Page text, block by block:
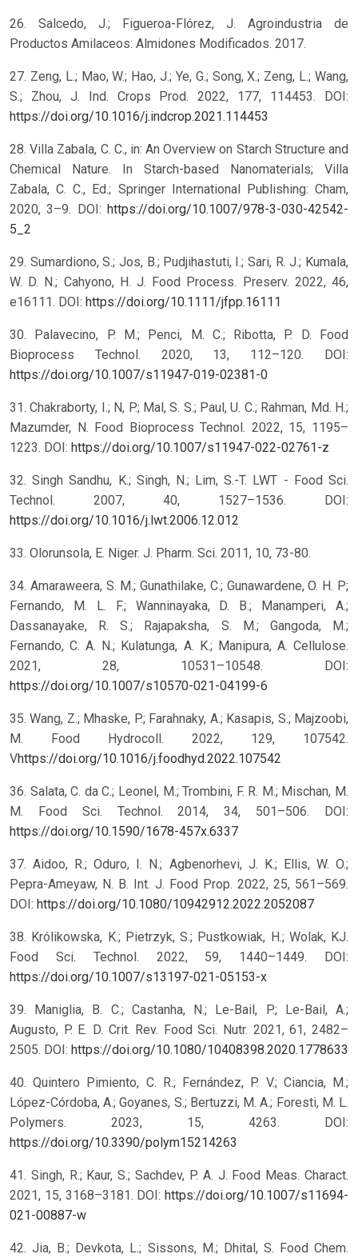
26. Salcedo, J.; Figueroa-Flórez, J. Agroindustria de
Productos Amilaceos: Almidones Modificados. 2017.
27. Zeng, L.; Mao, W.; Hao, J.; Ye, G.; Song, X.; Zeng, L.; Wang,
S.; Zhou, J. Ind. Crops Prod. 2022, 177, 114453. DOI:
https://doi.org/10.1016/j.indcrop.2021.114453
28. Villa Zabala, C. C., in: An Overview on Starch Structure and
Chemical Nature. In Starch-based Nanomaterials; Villa
Zabala, C. C., Ed.; Springer International Publishing: Cham,
2020, 3–9. DOI: https://doi.org/10.1007/978-3-030-42542-
5_2
29. Sumardiono, S.; Jos, B.; Pudjihastuti, I.; Sari, R. J.; Kumala,
W. D. N.; Cahyono, H. J. Food Process. Preserv. 2022, 46,
e16111. DOI: https://doi.org/10.1111/jfpp.16111
30. Palavecino, P. M.; Penci, M. C.; Ribotta, P. D. Food
Bioprocess Technol. 2020, 13, 112–120. DOI:
https://doi.org/10.1007/s11947-019-02381-0
31. Chakraborty, I.; N, P.; Mal, S. S.; Paul, U. C.; Rahman, Md. H.;
Mazumder, N. Food Bioprocess Technol. 2022, 15, 1195–
1223. DOI: https://doi.org/10.1007/s11947-022-02761-z
32. Singh Sandhu, K.; Singh, N.; Lim, S.-T. LWT - Food Sci.
Technol. 2007, 40, 1527–1536. DOI:
https://doi.org/10.1016/j.lwt.2006.12.012
33. Olorunsola, E. Niger. J. Pharm. Sci. 2011, 10, 73-80.
34. Amaraweera, S. M.; Gunathilake, C.; Gunawardene, O. H. P;
Fernando, M. L. F.; Wanninayaka, D. B.; Manamperi, A.;
Dassanayake, R. S.; Rajapaksha, S. M.; Gangoda, M.;
Fernando, C. A. N.; Kulatunga, A. K.; Manipura, A. Cellulose.
2021, 28, 10531–10548. DOI:
https://doi.org/10.1007/s10570-021-04199-6
35. Wang, Z.; Mhaske, P.; Farahnaky, A.; Kasapis, S.; Majzoobi,
M. Food Hydrocoll. 2022, 129, 107542.
Vhttps://doi.org/10.1016/j.foodhyd.2022.107542
36. Salata, C. da C.; Leonel, M.; Trombini, F. R. M.; Mischan, M.
M. Food Sci. Technol. 2014, 34, 501–506. DOI:
https://doi.org/10.1590/1678-457x.6337
37. Aidoo, R.; Oduro, I. N.; Agbenorhevi, J. K.; Ellis, W. O.;
Pepra-Ameyaw, N. B. Int. J. Food Prop. 2022, 25, 561–569.
DOI: https://doi.org/10.1080/10942912.2022.2052087
38. Królikowska, K.; Pietrzyk, S.; Pustkowiak, H.; Wolak, KJ.
Food Sci. Technol. 2022, 59, 1440–1449. DOI:
https://doi.org/10.1007/s13197-021-05153-x
39. Maniglia, B. C.; Castanha, N.; Le-Bail, P.; Le-Bail, A.;
Augusto, P. E. D. Crit. Rev. Food Sci. Nutr. 2021, 61, 2482–
2505. DOI: https://doi.org/10.1080/10408398.2020.1778633
40. Quintero Pimiento, C. R.; Fernández, P. V.; Ciancia, M.;
López-Córdoba, A.; Goyanes, S.; Bertuzzi, M. A.; Foresti, M. L.
Polymers. 2023, 15, 4263. DOI:
https://doi.org/10.3390/polym15214263
41. Singh, R.; Kaur, S.; Sachdev, P. A. J. Food Meas. Charact.
2021, 15, 3168–3181. DOI: https://doi.org/10.1007/s11694-
021-00887-w
42. Jia, B.; Devkota, L.; Sissons, M.; Dhital, S. Food Chem.